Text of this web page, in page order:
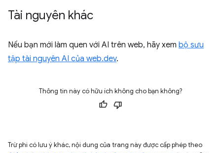
Tài nguyên khác
Nếu bạn mới làm quen với AI trên web, hãy xem bộ sưu
tập tài nguyên AI của web.dev.
Thông tin này có hữu ích không cho bạn không?
Trừ phi có lưu ý khác, nội dung của trang này được cấp phép theo